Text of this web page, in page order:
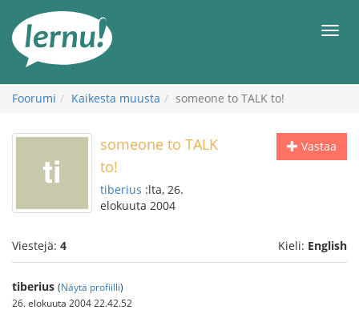
sisältöön
Foorumi Kaikesta muusta someone to TALK to!
Vastaa
someone to TALK
to!
tiberius :lta, 26.
elokuuta 2004
Viestejä: 4 Kieli: English
tiberius (Näytä profiilli)
26. elokuuta 2004 22.42.52